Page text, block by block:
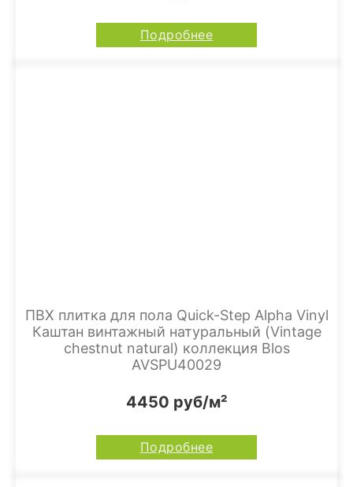
Подробнее
ПВХ плитка для пола Quick-Step Alpha Vinyl
Каштан винтажный натуральный (Vintage
chestnut natural) коллекция Blos
AVSPU40029
4450 руб/м²
Подробнее